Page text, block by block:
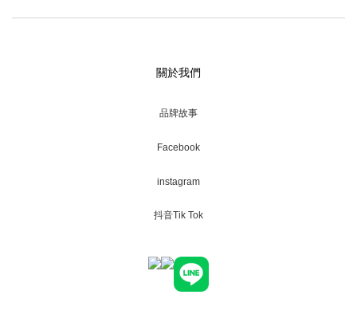
關於我們
品牌故事
Facebook
instagram
抖音Tik Tok